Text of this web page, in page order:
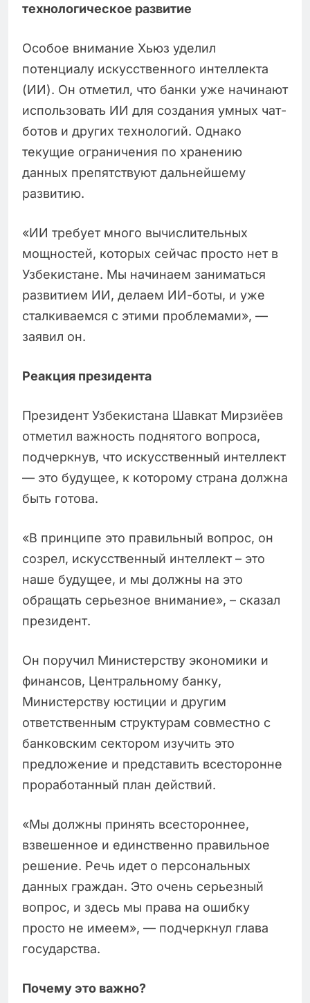
технологическое развитие
Особое внимание Хьюз уделил
потенциалу искусственного интеллекта
(ИИ). Он отметил, что банки уже начинают
использовать ИИ для создания умных чат-
ботов и других технологий. Однако
текущие ограничения по хранению
данных препятствуют дальнейшему
развитию.
«ИИ требует много вычислительных
мощностей, которых сейчас просто нет в
Узбекистане. Мы начинаем заниматься
развитием ИИ, делаем ИИ-боты, и уже
сталкиваемся с этими проблемами», —
заявил он.
Реакция президента
Президент Узбекистана Шавкат Мирзиёев
отметил важность поднятого вопроса,
подчеркнув, что искусственный интеллект
— это будущее, к которому страна должна
быть готова.
«В принципе это правильный вопрос, он
созрел, искусственный интеллект – это
наше будущее, и мы должны на это
обращать серьезное внимание», – сказал
президент.
Он поручил Министерству экономики и
финансов, Центральному банку,
Министерству юстиции и другим
ответственным структурам совместно с
банковским сектором изучить это
предложение и представить всесторонне
проработанный план действий.
«Мы должны принять всестороннее,
взвешенное и единственно правильное
решение. Речь идет о персональных
данных граждан. Это очень серьезный
вопрос, и здесь мы права на ошибку
просто не имеем», — подчеркнул глава
государства.
Почему это важно?